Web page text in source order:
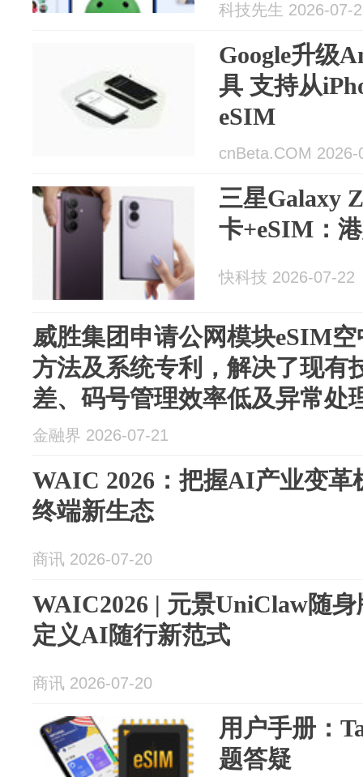
科技先生 2026-07-
Google升级
具 支持从
eSIM
cnBeta.COM 2026-
三星Galaxy
卡+eSIM：
快科技 2026-07-22
威胜集团申请公网模块eSIM
方法及系统专利，解决了现有
差、码号管理效率低及异常处
金融界 2026-07-21
WAIC 2026：把握AI产业变革
终端新生态
商讯 2026-07-20
WAIC2026 | 元景UniClaw随
定义AI随行新范式
商讯 2026-07-20
用户手册：
题答疑